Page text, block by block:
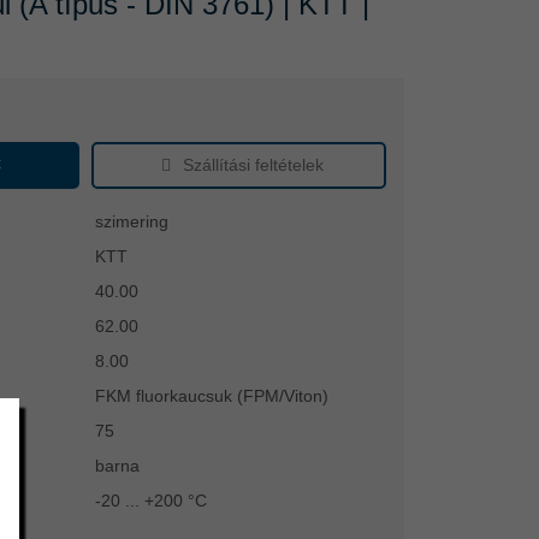
Szállítási feltételek
szimering
KTT
40.00
62.00
8.00
FKM fluorkaucsuk (FPM/Viton)
75
barna
-20 ... +200 °C